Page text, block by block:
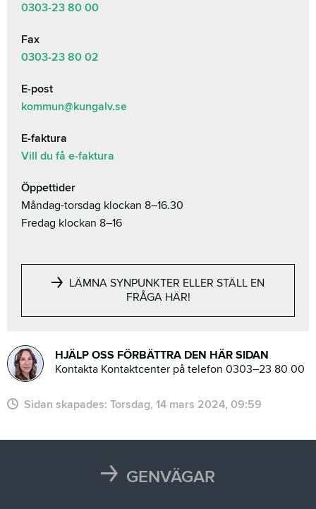
0303-23 80 00
Fax
0303-23 80 02
E-post
kommun@kungalv.se
E-faktura
Vill du få e-faktura
Öppettider
Måndag-torsdag klockan 8–16.30
Fredag klockan 8–16
LÄMNA SYNPUNKTER ELLER STÄLL EN
FRÅGA HÄR!
HJÄLP OSS FÖRBÄTTRA DEN HÄR SIDAN
Kontakta Kontaktcenter på telefon 0303–23 80 00
Sidan skapades: torsdag, 14 mars 2024, 09:59
GENVÄGAR